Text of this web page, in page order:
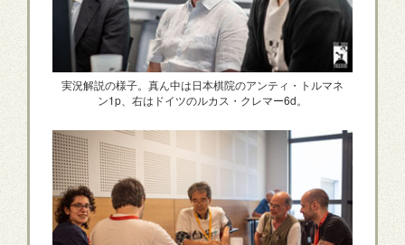
実況解説の様子。真ん中は日本棋院のアンティ・トルマネ
ン1p、右はドイツのルカス・クレマー6d。